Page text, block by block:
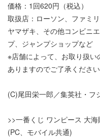
価格：1回620円（税込）
取扱店：ローソン、ファミ
ヤマザキ、その他コンビニ
プ、ジャンプショップなど
※店舗によって、お取り扱
ありますのでご了承ください
(C)尾田栄一郎／集英社・フ
>>一番くじ ワンピース 大
(PC、モバイル共通)